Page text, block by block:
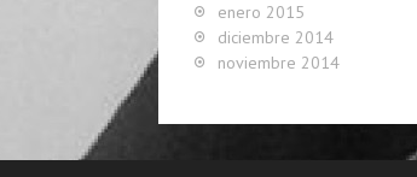
enero 2015
diciembre 2014
noviembre 2014